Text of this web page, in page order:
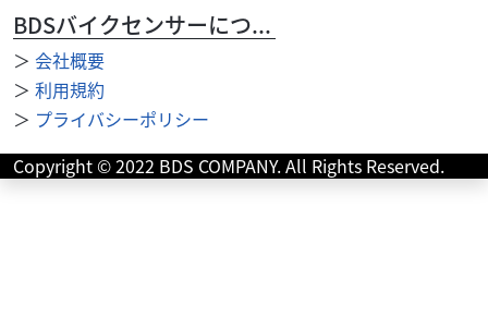
トライアンフ
TR-5トロフィー 1949年式 オールアルミスクエア型
エン...
ASK
BDSバイクセンサーについて
＞ 会社概要
＞ 利用規約
＞ プライバシーポリシー
Copyright © 2022 BDS COMPANY. All Rights Reserved.